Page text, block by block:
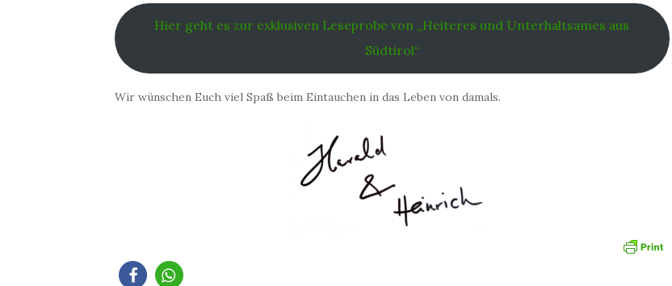
Hier geht es zur exklusiven Leseprobe von „Heiteres und Unterhaltsames aus
Südtirol“
Wir wünschen Euch viel Spaß beim Eintauchen in das Leben von damals.